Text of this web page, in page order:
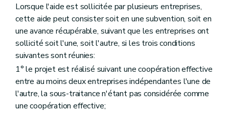
Lorsque l'aide est sollicitée par plusieurs entreprises,
cette aide peut consister soit en une subvention, soit en
une avance récupérable, suivant que les entreprises ont
sollicité soit l'une, soit l'autre, si les trois conditions
suivantes sont réunies:
1° le projet est réalisé suivant une coopération effective
entre au moins deux entreprises indépendantes l'une de
l'autre, la sous-traitance n'étant pas considérée comme
une coopération effective;